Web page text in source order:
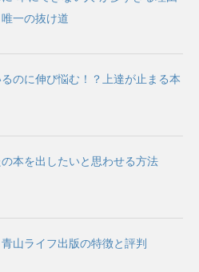
唯一の抜け道
のに伸び悩む！？上達が止まる本
本を出したいと思わせる方法
青山ライフ出版の特徴と評判